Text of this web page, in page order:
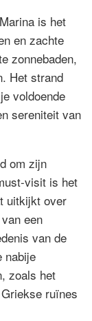
is het
en zachte
zonnebaden,
Het strand
voldoende
sereniteit van
om zijn
visit is het
uitkijkt over
een
van de
nabije
zoals het
ruïnes